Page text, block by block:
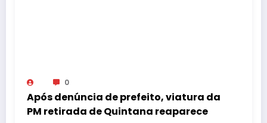
0
Após denúncia de prefeito, viatura da
PM retirada de Quintana reaparece